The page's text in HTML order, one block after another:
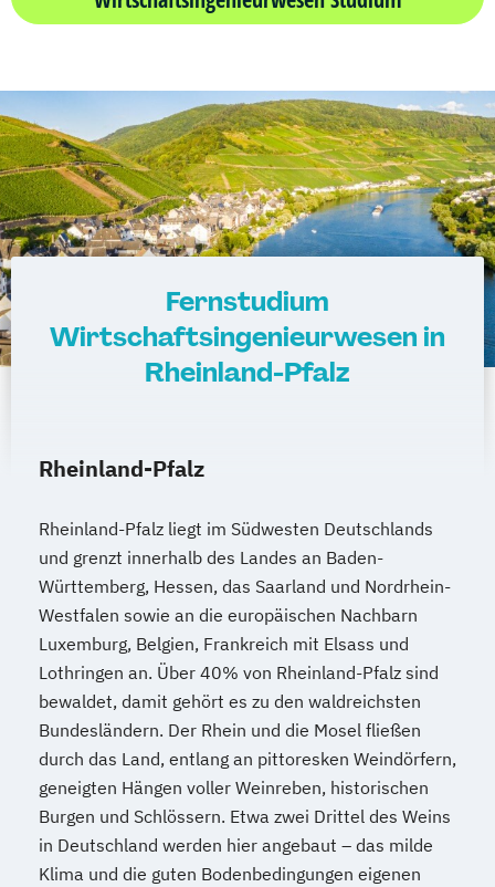
Fernstudium
Wirtschaftsingenieurwesen in
Rheinland-Pfalz
Rheinland-Pfalz
Rheinland-Pfalz liegt im Südwesten Deutschlands
und grenzt innerhalb des Landes an Baden-
Württemberg, Hessen, das Saarland und Nordrhein-
Westfalen sowie an die europäischen Nachbarn
Luxemburg, Belgien, Frankreich mit Elsass und
Lothringen an. Über 40% von Rheinland-Pfalz sind
bewaldet, damit gehört es zu den waldreichsten
Bundesländern. Der Rhein und die Mosel fließen
durch das Land, entlang an pittoresken Weindörfern,
geneigten Hängen voller Weinreben, historischen
Burgen und Schlössern. Etwa zwei Drittel des Weins
in Deutschland werden hier angebaut – das milde
Klima und die guten Bodenbedingungen eigenen